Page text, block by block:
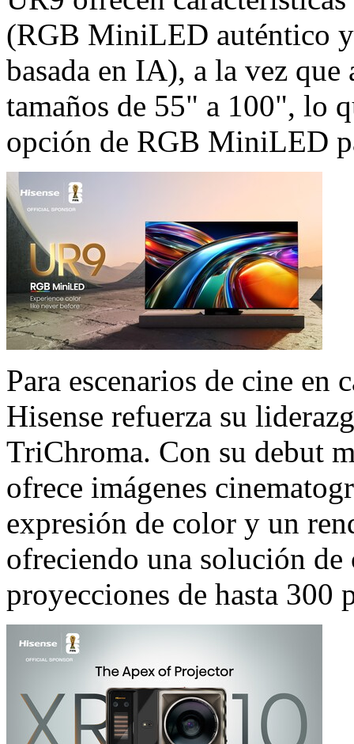
(RGB MiniLED auténtico
basada en IA), a la vez
tamaños de 55" a 100", lo
opción de RGB MiniLED
Para escenarios de cine en
Hisense refuerza su
TriChroma. Con su debut
ofrece imágenes
expresión de color y un
ofreciendo una solución de
proyecciones de hasta 300